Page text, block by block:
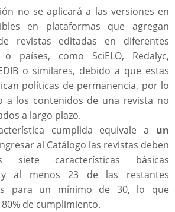
no se aplicará a las versiones en
en plataformas que agregan
revistas editadas en diferentes
o países, como SciELO, Redalyc,
o similares, debido a que estas
políticas de permanencia, por lo
a los contenidos de una revista no
a largo plazo.
cumplida equivale a un
al Catálogo las revistas deben
siete características básicas
y al menos 23 de las restantes
para un mínimo de 30, lo que
de cumplimiento.